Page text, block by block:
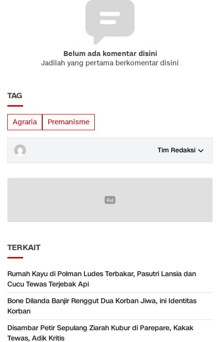
Belum ada komentar disini
Jadilah yang pertama berkomentar disini
TAG
Agraria Premanisme
Tim Redaksi
TERKAIT
Rumah Kayu di Polman Ludes Terbakar, Pasutri Lansia dan
Cucu Tewas Terjebak Api
Bone Dilanda Banjir Renggut Dua Korban Jiwa, ini Identitas
Korban
Disambar Petir Sepulang Ziarah Kubur di Parepare, Kakak
Tewas, Adik Kritis